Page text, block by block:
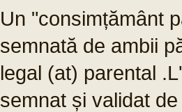
Un "consimțământ
semnată de ambii
legal (at) parental
semnat și validat